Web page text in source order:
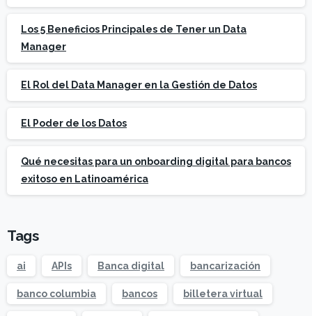
Los 5 Beneficios Principales de Tener un Data
Manager
El Rol del Data Manager en la Gestión de Datos
El Poder de los Datos
Qué necesitas para un onboarding digital para bancos
exitoso en Latinoamérica
Tags
ai APIs Banca digital bancarización
banco columbia bancos billetera virtual